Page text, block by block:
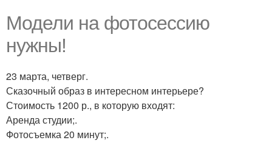
Модели на фотосессию
нужны!
23 марта, четверг.
Сказочный образ в интересном интерьере?
Стоимость 1200 р., в которую входят:
Аренда студии;.
Фотосъемка 20 минут;.